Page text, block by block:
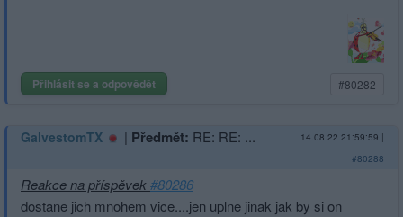
Přihlásit se a odpovědět #80282
GalvestomTX | Předmět: RE: RE: ... 14.08.22 21:59:59 |
#80288
Reakce na příspěvek#80286
dostane jich mnohem vice....jen uplne jinak jak by si on